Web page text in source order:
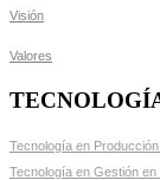
Visión
Valores
Tecnología en
Tecnología en Gestión